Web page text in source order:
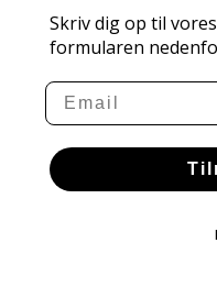
Skriv dig op til
formularen
Email